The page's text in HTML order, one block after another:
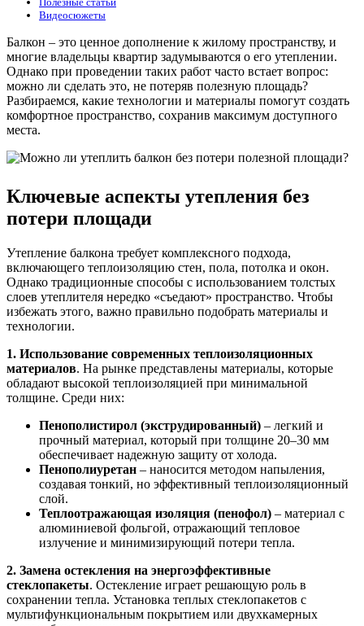
Видеосюжеты
Балкон – это ценное дополнение к жилому пространству, и
многие владельцы квартир задумываются о его утеплении.
Однако при проведении таких работ часто встает вопрос:
можно ли сделать это, не потеряв полезную площадь?
Разбираемся, какие технологии и материалы помогут создать
комфортное пространство, сохранив максимум доступного
места.
Ключевые аспекты утепления без
потери площади
Утепление балкона требует комплексного подхода,
включающего теплоизоляцию стен, пола, потолка и окон.
Однако традиционные способы с использованием толстых
слоев утеплителя нередко «съедают» пространство. Чтобы
избежать этого, важно правильно подобрать материалы и
технологии.
1. Использование современных теплоизоляционных
материалов. На рынке представлены материалы, которые
обладают высокой теплоизоляцией при минимальной
толщине. Среди них:
Пенополистирол (экструдированный) – легкий и
прочный материал, который при толщине 20–30 мм
обеспечивает надежную защиту от холода.
Пенополиуретан – наносится методом напыления,
создавая тонкий, но эффективный теплоизоляционный
слой.
Теплоотражающая изоляция (пенофол) – материал с
алюминиевой фольгой, отражающий тепловое
излучение и минимизирующий потери тепла.
2. Замена остекления на энергоэффективные
стеклопакеты. Остекление играет решающую роль в
сохранении тепла. Установка теплых стеклопакетов с
мультифункциональным покрытием или двухкамерных